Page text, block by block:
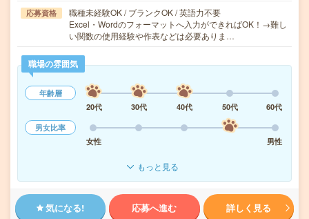
応募資格
職種未経験OK / ブランクOK / 英語力不要
Excel・Wordのフォーマットへ入力ができればOK！→難し
い関数の使用経験や作表などは必要ありま…
職場の雰囲気
年齢層
20代
30代 40代 50代
60代
男女比率
女性
男性
もっと見る
気になる! 応募へ進む 詳しく見る